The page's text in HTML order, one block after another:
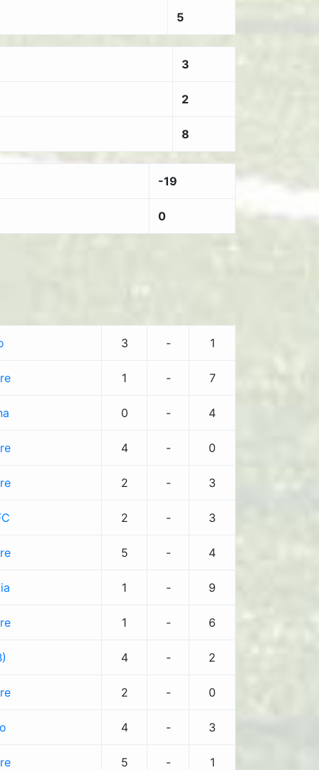
5
3
2
8
-19
0
3 - 1
1 - 7
0 - 4
4 - 0
2 - 3
2 - 3
5 - 4
1 - 9
1 - 6
4 - 2
2 - 0
4 - 3
5 - 1